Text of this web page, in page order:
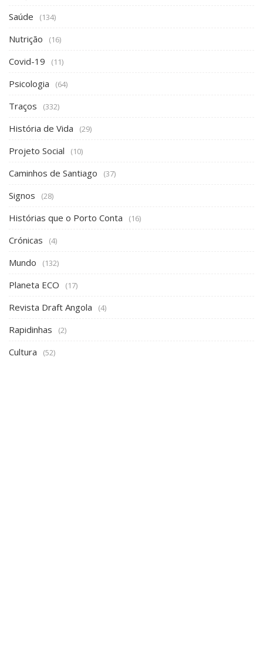
Saúde (134)
Nutrição (16)
Covid-19 (11)
Psicologia (64)
Traços (332)
História de Vida (29)
Projeto Social (10)
Caminhos de Santiago (37)
Signos (28)
Histórias que o Porto Conta (16)
Crónicas (4)
Mundo (132)
Planeta ECO (17)
Revista Draft Angola (4)
Rapidinhas (2)
Cultura (52)